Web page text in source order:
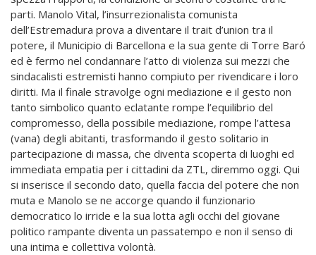
parti. Manolo Vital, l’insurrezionalista comunista
dell’Estremadura prova a diventare il trait d’union tra il
potere, il Municipio di Barcellona e la sua gente di Torre Baró
ed è fermo nel condannare l’atto di violenza sui mezzi che
sindacalisti estremisti hanno compiuto per rivendicare i loro
diritti. Ma il finale stravolge ogni mediazione e il gesto non
tanto simbolico quanto eclatante rompe l’equilibrio del
compromesso, della possibile mediazione, rompe l’attesa
(vana) degli abitanti, trasformando il gesto solitario in
partecipazione di massa, che diventa scoperta di luoghi ed
immediata empatia per i cittadini da ZTL, diremmo oggi. Qui
si inserisce il secondo dato, quella faccia del potere che non
muta e Manolo se ne accorge quando il funzionario
democratico lo irride e la sua lotta agli occhi del giovane
politico rampante diventa un passatempo e non il senso di
una intima e collettiva volontà.